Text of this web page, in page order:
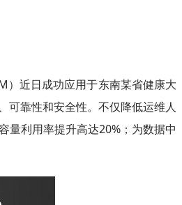
近日成功应用于东南某省健康大
可靠性和安全性。不仅降低运维人
量利用率提升高达20%；为数据中